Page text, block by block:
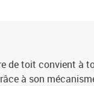
de toit convient à
à son